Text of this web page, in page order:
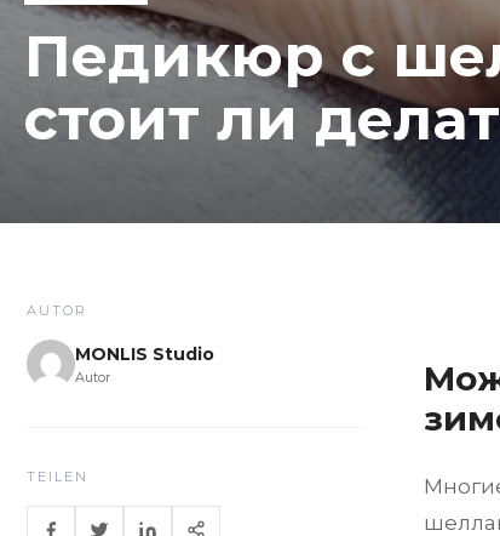
Педикюр с
стоит ли
AUTOR
MONLIS Studio
Autor
TEILEN